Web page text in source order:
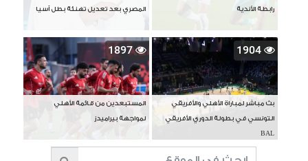
رابطة الأندية المصري بعد تعديل تهنئة بطل آسيا
1904
بث مباشر لمباراة الأهلي والأفريقي
التونسي في بطولة الدوري الأفريقي
BAL
1897
المستبعدين من قائمة الأهلي
لمواجهة بيراميدز